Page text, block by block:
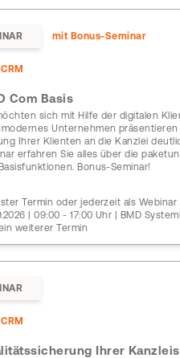
mit Bonus-Seminar
Com Basis
sich mit Hilfe der digitalen
Unternehmen
Ihrer Klienten an die Kanzlei
erfahren Sie alles über die
Bonus-Seminar!
Termin oder jederzeit als Webinar
| 09:00 - 17:00 Uhr | BMD
weiterer Termin
Ihrer